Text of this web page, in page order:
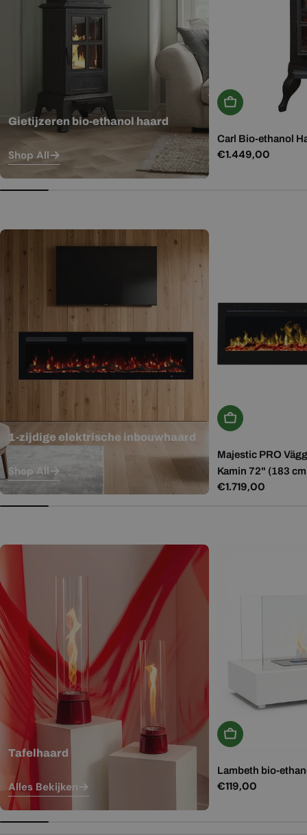
Gietijzeren bio-ethanol haard
Shop All
In Winkelwagen
Carl Bio-ethanol
Normale
€1.449,00
1-zijdige elektrische inbouwhaard
Shop All
In Winkelwagen
Majestic PRO
Kamin 72" (183
Normale
€1.719,00
Tafelhaard
Alles Bekijken
In Winkelwagen
Lambeth bio-
Normale
€119,00